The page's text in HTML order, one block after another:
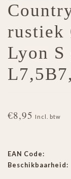
rustiek
Lyon S
€8,95 Incl. btw
EAN Code:
Beschikbaarheid: